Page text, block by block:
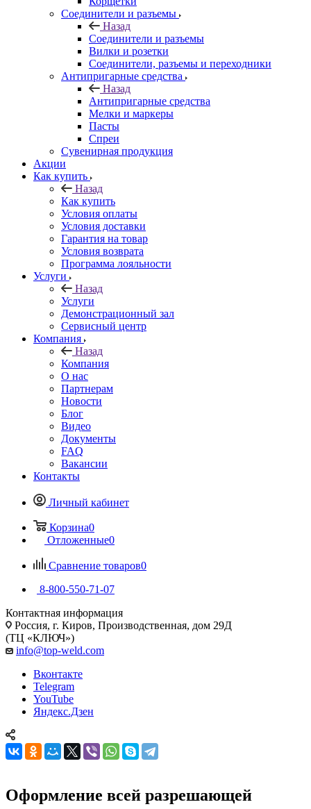
Соединители и разъемы
Назад
Соединители и разъемы
Вилки и розетки
Соединители, разъемы и переходники
Антипригарные средства
Назад
Антипригарные средства
Мелки и маркеры
Пасты
Спреи
Сувенирная продукция
Акции
Как купить
Назад
Как купить
Условия оплаты
Условия доставки
Гарантия на товар
Условия возврата
Программа лояльности
Услуги
Назад
Услуги
Демонстрационный зал
Сервисный центр
Компания
Назад
Компания
О нас
Партнерам
Новости
Блог
Видео
Документы
FAQ
Вакансии
Контакты
Личный кабинет
Корзина0
Отложенные0
Сравнение товаров0
8-800-550-71-07
Контактная информация
Россия, г. Киров, Производственная, дом 29Д
(ТЦ «КЛЮЧ»)
info@top-weld.com
Вконтакте
Telegram
YouTube
Яндекс.Дзен
Оформление всей разрешающей